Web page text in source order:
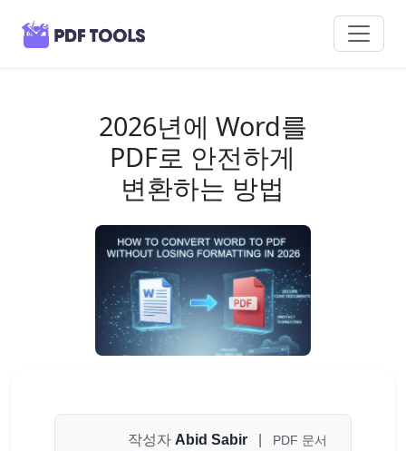
2026년에 Word를
PDF로 안전하게
변환하는 방법
작성자 Abid Sabir
PDF 문서